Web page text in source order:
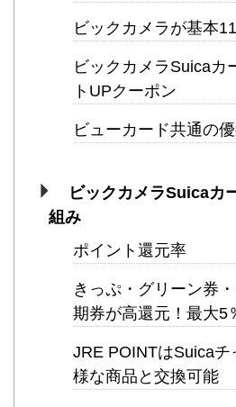
ビックカメラが基本
ビックカメラSuicaカ
トUPクーポン
ビューカード共通の
ビックカメラSuicaカ
組み
ポイント還元率
きっぷ・グリーン券
期券が高還元！最大5
JRE POINTはSuicaチ
様な商品と交換可能